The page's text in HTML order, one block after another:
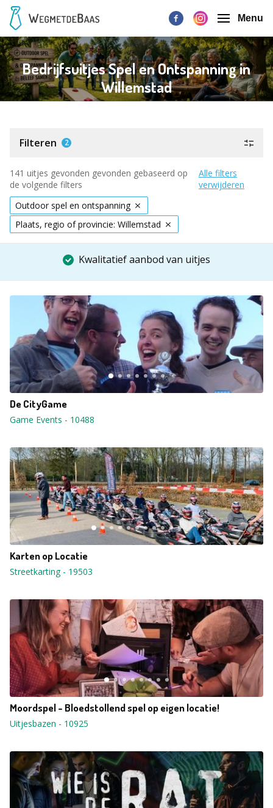
Menu
Bedrijfsuitjes Spel en Ontspanning in
Willemstad
Filteren 2
141 uitjes gevonden gevonden gebaseerd op
de volgende filters
Alle filters
verwijderen
Outdoor spel en ontspanning
Plaats, regio of provincie: Willemstad
Kwalitatief aanbod van uitjes
De CityGame
Game Events - 10488
Karten op Locatie
Streetkarting- 19503
Moordspel - Bloedstollend spel op eigen locatie!
Uitjesbazen - 10925